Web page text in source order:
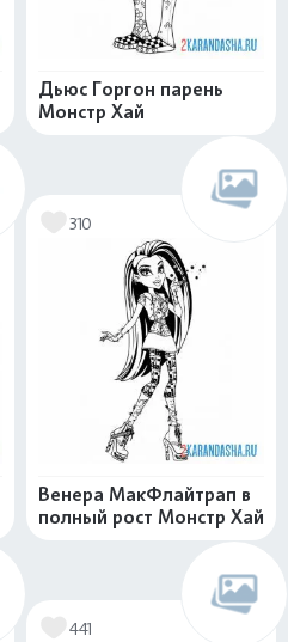
Дьюс Горгон парень
Монстр Хай
310
Венера МакФлайтрап в
полный рост Монстр Хай
441